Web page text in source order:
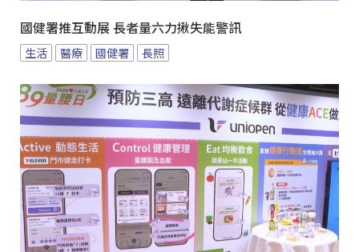
國健署推互動展 長者量六力揪失能警訊
生活 醫療 國健署 長照